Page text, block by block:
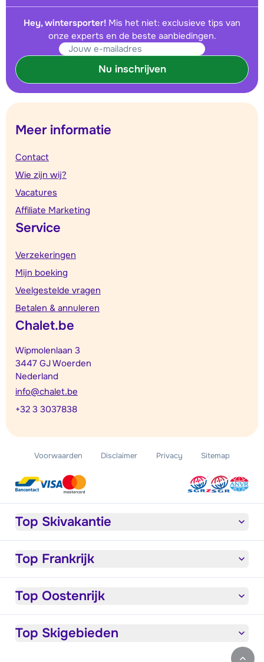
Hey, wintersporter! Mis het niet: exclusieve tips van
onze experts en de beste aanbiedingen.
Nu inschrijven
Meer informatie
Contact
Wie zijn wij?
Vacatures
Affiliate Marketing
Service
Verzekeringen
Mijn boeking
Veelgestelde vragen
Betalen & annuleren
Chalet.be
Wipmolenlaan 3
3447 GJ Woerden
Nederland
info@chalet.be
+32 3 3037838
Voorwaarden Disclaimer Privacy Sitemap
Top Skivakantie
Top Frankrijk
Top Oostenrijk
Top Skigebieden